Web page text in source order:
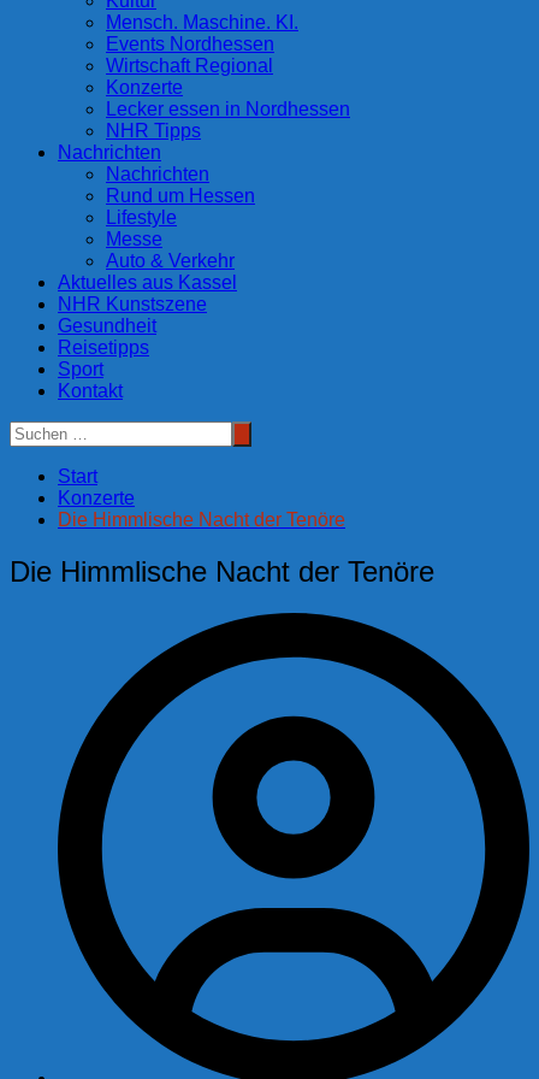
Mensch. Maschine. KI.
Events Nordhessen
Wirtschaft Regional
Konzerte
Lecker essen in Nordhessen
NHR Tipps
Nachrichten
Nachrichten
Rund um Hessen
Lifestyle
Messe
Auto & Verkehr
Aktuelles aus Kassel
NHR Kunstszene
Gesundheit
Reisetipps
Sport
Kontakt
Start
Konzerte
Die Himmlische Nacht der Tenöre
Die Himmlische Nacht der Tenöre